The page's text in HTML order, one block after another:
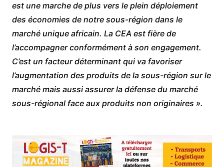
est une marche de plus vers le plein déploiement
des économies de notre sous-région dans le
marché unique africain. La CEA est fière de
l’accompagner conformément à son engagement.
C’est un facteur déterminant qui va favoriser
l’augmentation des produits de la sous-région sur le
marché mais aussi assurer la défense du marché
sous-régional face aux produits non originaires ».